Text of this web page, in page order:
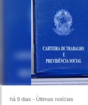
há 9 dias - Últimas notícias